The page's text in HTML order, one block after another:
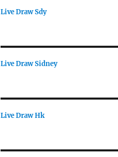
Live Draw Sdy
Live Draw Sidney
Live Draw Hk